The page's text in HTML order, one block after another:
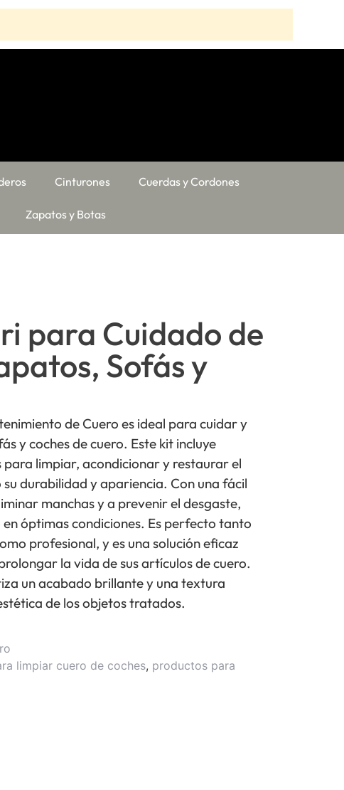
Cinturones Cuerdas y Cordones
Zapatos y Botas
para Cuidado de
Sofás y
de Cuero es ideal para cuidar y
y coches de cuero. Este kit incluye
para limpiar, acondicionar y restaurar el
durabilidad y apariencia. Con una fácil
manchas y a prevenir el desgaste,
óptimas condiciones. Es perfecto tanto
profesional, y es una solución eficaz
la vida de sus artículos de cuero.
un acabado brillante y una textura
de los objetos tratados.
limpiar cuero de coches, productos para